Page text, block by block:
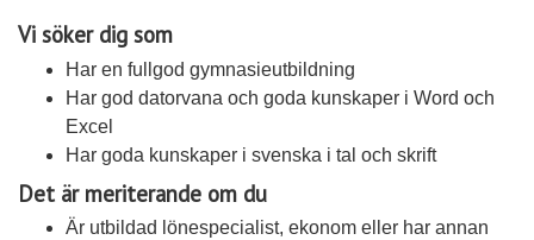
Vi söker dig som
Har en fullgod gymnasieutbildning
Har god datorvana och goda kunskaper i Word och
Excel
Har goda kunskaper i svenska i tal och skrift
Det är meriterande om du
Är utbildad lönespecialist, ekonom eller har annan